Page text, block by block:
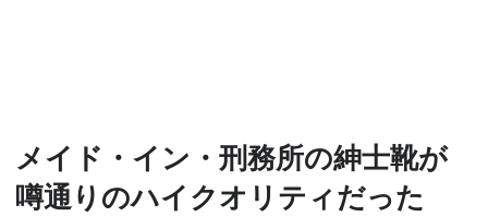
メイド・イン・刑務所の紳士靴が
噂通りのハイクオリティだった